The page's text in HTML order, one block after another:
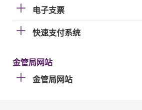
电子支票
快速支付系统
金管局网站
金管局网站